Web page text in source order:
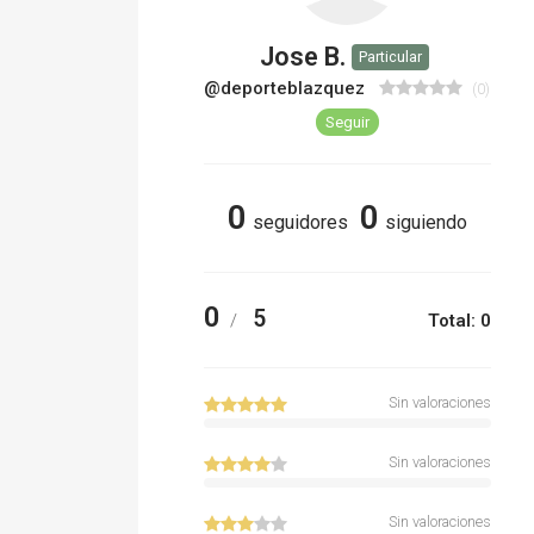
Jose B. Particular
@deporteblazquez (0)
Seguir
0 seguidores 0 siguiendo
0 / 5 Total: 0
Sin valoraciones
Sin valoraciones
Sin valoraciones